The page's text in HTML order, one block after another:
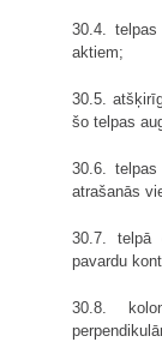
30.4.
aktiem;
30.5.
šo telpas
30.6.
atrašanās
30.7. telpā
pavardu
30.8.